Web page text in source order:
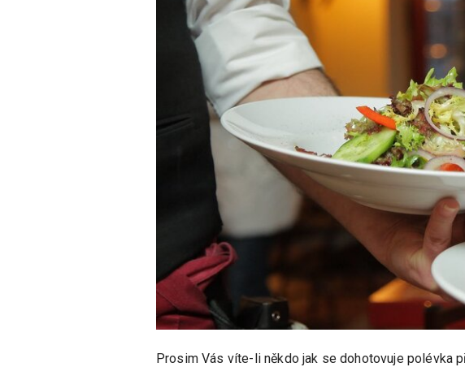
Prosim Vás víte-li někdo jak se dohotovuje polévka